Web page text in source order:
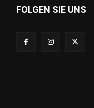
FOLGEN SIE UNS